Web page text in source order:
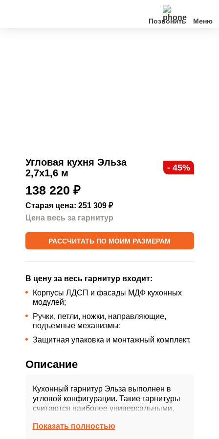
Позвонить
Угловая кухня Эльза
2,7х1,6 м
- 45%
138 220 ₽
Старая цена: 251 309 ₽
Цена весь за гарнитур
РАССЧИТАТЬ ПО МОИМ РАЗМЕРАМ
В цену за весь гарнитур входит:
Корпусы ЛДСП и фасады МДФ кухонных
модулей;
Ручки, петли, ножки, направляющие,
подъемные механизмы;
Защитная упаковка и монтажный комплект.
Описание
Кухонный гарнитур Эльза выполнен в
угловой конфигурации. Такие гарнитуры
считаются наиболее универсальными,
любого размера, а также вписываются в
Показать полностью